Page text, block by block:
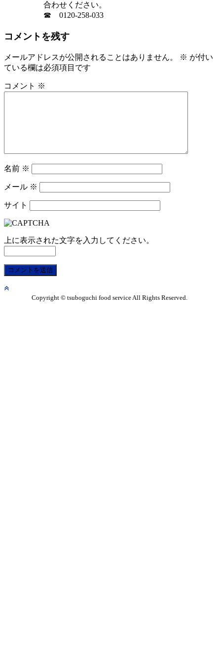
合わせください。
☎ 0120-258-033
コメントを残す
メールアドレスが公開されることはありません。 ※ が付い
ている欄は必須項目です
コメント ※
名前 ※
メール ※
サイト
上に表示された文字を入力してください。
Copyright © tsuboguchi food service All Rights Reserved.